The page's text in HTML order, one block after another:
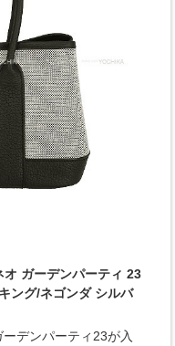
オ ガーデンパーティ 23
ング/ネゴンダ シルバ
デンパーティ23が入